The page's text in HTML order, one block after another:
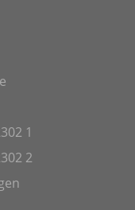
1
2